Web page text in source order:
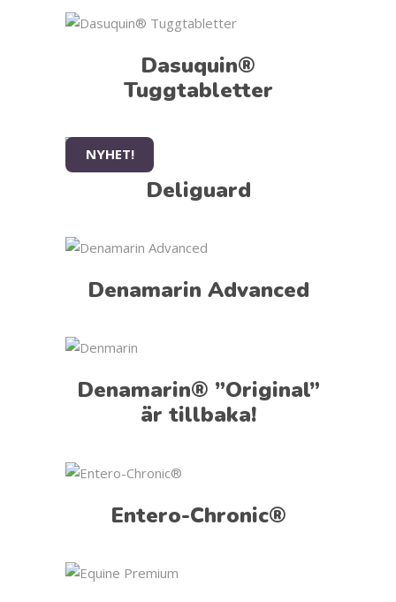
Dasuquin®
Tuggtabletter
NYHET!
Deliguard
Denamarin Advanced
Denamarin® ”Original”
är tillbaka!
Entero-Chronic®